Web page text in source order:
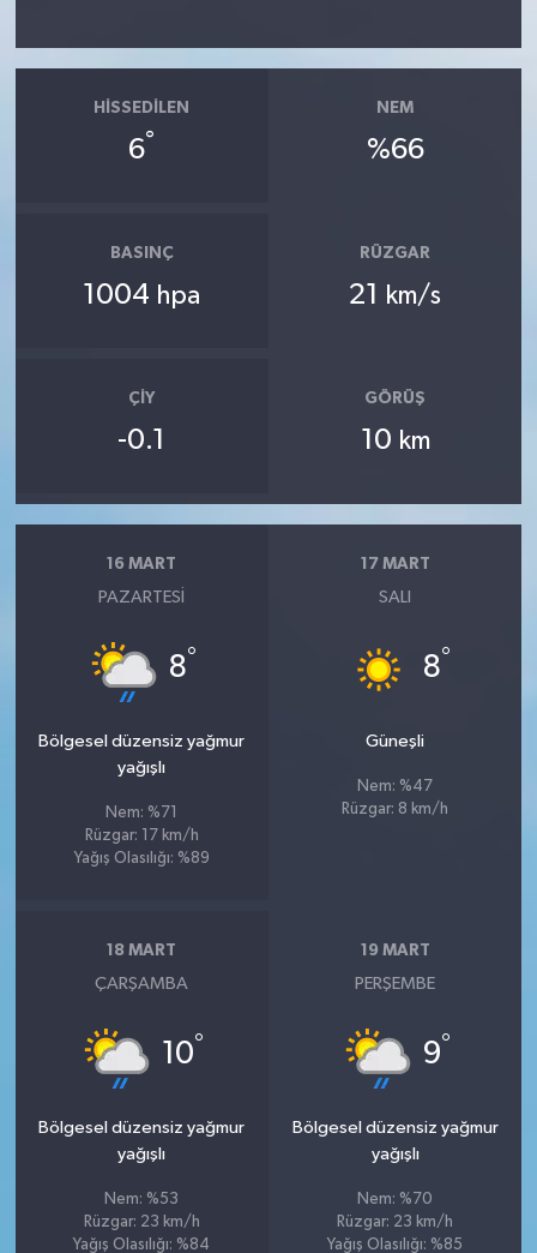
HISSEDILEN
6°
NEM
%66
BASINÇ
1004 hpa
RÜZGAR
21 km/s
ÇIY
-0.1
GÖRÜŞ
10 km
16 MART
PAZARTESI
8°
Bölgesel düzensiz yağmur
yağışlı
Nem: %71
Rüzgar: 17 km/h
Yağış Olasılığı: %89
17 MART
SALI
8°
Güneşli
Nem: %47
Rüzgar: 8 km/h
18 MART
ÇARŞAMBA
10°
Bölgesel düzensiz yağmur
yağışlı
Nem: %53
Rüzgar: 23 km/h
Yağış Olasılığı: %84
19 MART
PERŞEMBE
9°
Bölgesel düzensiz yağmur
yağışlı
Nem: %70
Rüzgar: 23 km/h
Yağış Olasılığı: %85